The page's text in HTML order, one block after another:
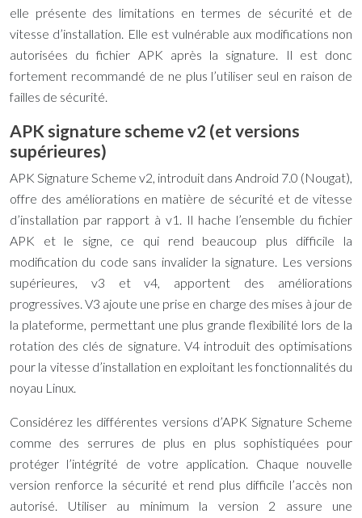
elle présente des limitations en termes de sécurité et de
vitesse d’installation. Elle est vulnérable aux modifications non
autorisées du fichier APK après la signature. Il est donc
fortement recommandé de ne plus l’utiliser seul en raison de
failles de sécurité.
APK signature scheme v2 (et versions
supérieures)
APK Signature Scheme v2, introduit dans Android 7.0 (Nougat),
offre des améliorations en matière de sécurité et de vitesse
d’installation par rapport à v1. Il hache l’ensemble du fichier
APK et le signe, ce qui rend beaucoup plus difficile la
modification du code sans invalider la signature. Les versions
supérieures, v3 et v4, apportent des améliorations
progressives. V3 ajoute une prise en charge des mises à jour de
la plateforme, permettant une plus grande flexibilité lors de la
rotation des clés de signature. V4 introduit des optimisations
pour la vitesse d’installation en exploitant les fonctionnalités du
noyau Linux.
Considérez les différentes versions d’APK Signature Scheme
comme des serrures de plus en plus sophistiquées pour
protéger l’intégrité de votre application. Chaque nouvelle
version renforce la sécurité et rend plus difficile l’accès non
autorisé. Utiliser au minimum la version 2 assure une